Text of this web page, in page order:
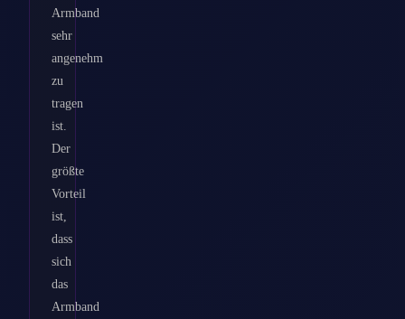
Armband
sehr
angenehm
zu
tragen
ist.
Der
größte
Vorteil
ist,
dass
sich
das
Armband